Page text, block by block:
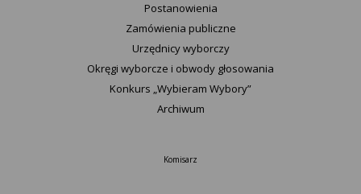
Postanowienia
Zamówienia publiczne
Urzędnicy wyborczy
Okręgi wyborcze i obwody głosowania
Konkurs „Wybieram Wybory”
Archiwum
Komisarz